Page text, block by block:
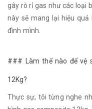
gây rò rỉ gas như các loại
này sẽ mang lại hiệu
đình mình.
### Làm thế nào để vệ
12Kg?
Thực sự, tôi từng nghe